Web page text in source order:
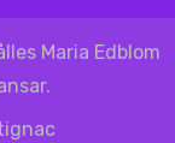
Maria Edblom
.